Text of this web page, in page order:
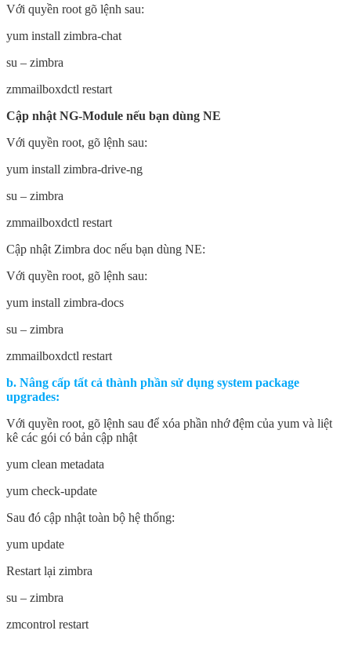
Với quyền root gõ lệnh sau:
yum install zimbra-chat
su – zimbra
zmmailboxdctl restart
Cập nhật NG-Module nếu bạn dùng NE
Với quyền root, gõ lệnh sau:
yum install zimbra-drive-ng
su – zimbra
zmmailboxdctl restart
Cập nhật Zimbra doc nếu bạn dùng NE:
Với quyền root, gõ lệnh sau:
yum install zimbra-docs
su – zimbra
zmmailboxdctl restart
b. Nâng cấp tất cả thành phần sử dụng system package
upgrades:
Với quyền root, gõ lệnh sau để xóa phần nhớ đệm của yum và liệt
kê các gói có bản cập nhật
yum clean metadata
yum check-update
Sau đó cập nhật toàn bộ hệ thống:
yum update
Restart lại zimbra
su – zimbra
zmcontrol restart